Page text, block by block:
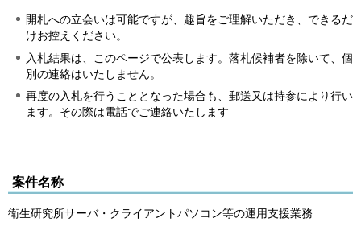
開札への立会いは可能ですが、趣旨をご理解いただき、できるだ
けお控えください。
入札結果は、このページで公表します。落札候補者を除いて、個
別の連絡はいたしません。
再度の入札を行うこととなった場合も、郵送又は持参により行い
ます。その際は電話でご連絡いたします
案件名称
衛生研究所サーバ・クライアントパソコン等の運用支援業務